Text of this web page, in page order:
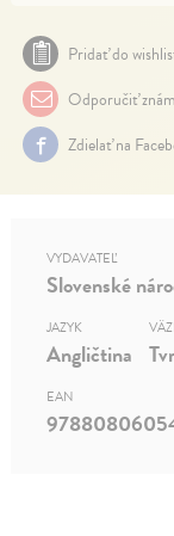
Pridať do
Odporučiť
Zdielať na
VYDAVATEĽ
Slovenské
JAZYK
Angličtina
EAN